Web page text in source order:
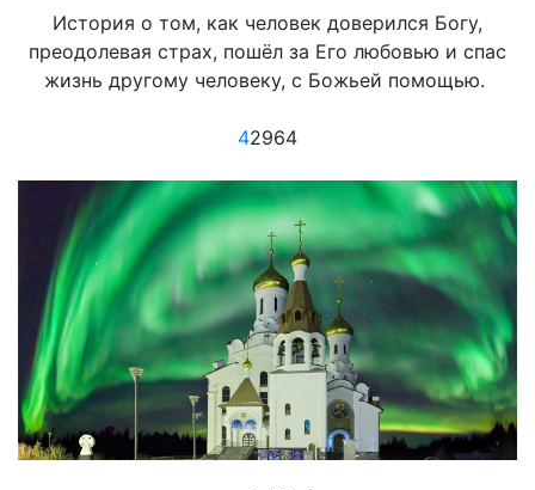
История о том, как человек доверился Богу,
преодолевая страх, пошёл за Его любовью и спас
жизнь другому человеку, с Божьей помощью.
42964